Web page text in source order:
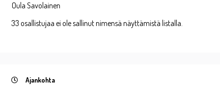
Oula Savolainen
33 osallistujaa ei ole sallinut nimensä näyttämistä listalla.
Ajankohta